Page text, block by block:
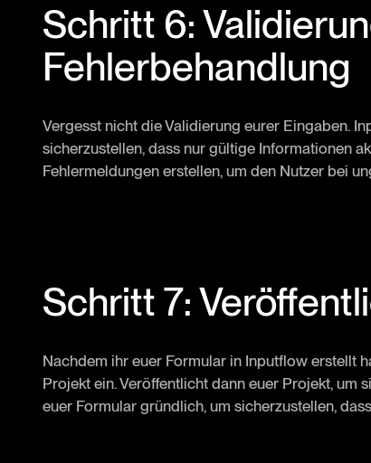
Schritt 6:
Fehlerbehandlung
Vergesst nicht die Validierung eurer Eingaben.
sicherzustellen, dass nur gültige Informationen
Fehlermeldungen erstellen, um den Nutzer bei
Schritt 7:
Nachdem ihr euer Formular in Inputflow erstellt
Projekt ein. Veröffentlicht dann euer Projekt, um
euer Formular gründlich, um sicherzustellen,